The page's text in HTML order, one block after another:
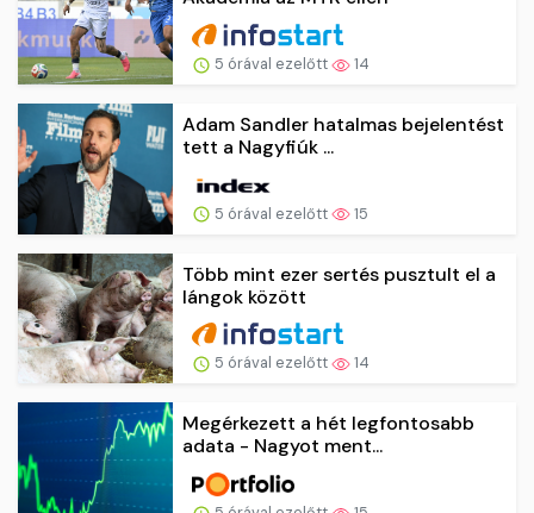
5 órával ezelőtt 14
Adam Sandler hatalmas bejelentést
tett a Nagyfiúk ...
5 órával ezelőtt 15
Több mint ezer sertés pusztult el a
lángok között
5 órával ezelőtt 14
Megérkezett a hét legfontosabb
adata - Nagyot ment...